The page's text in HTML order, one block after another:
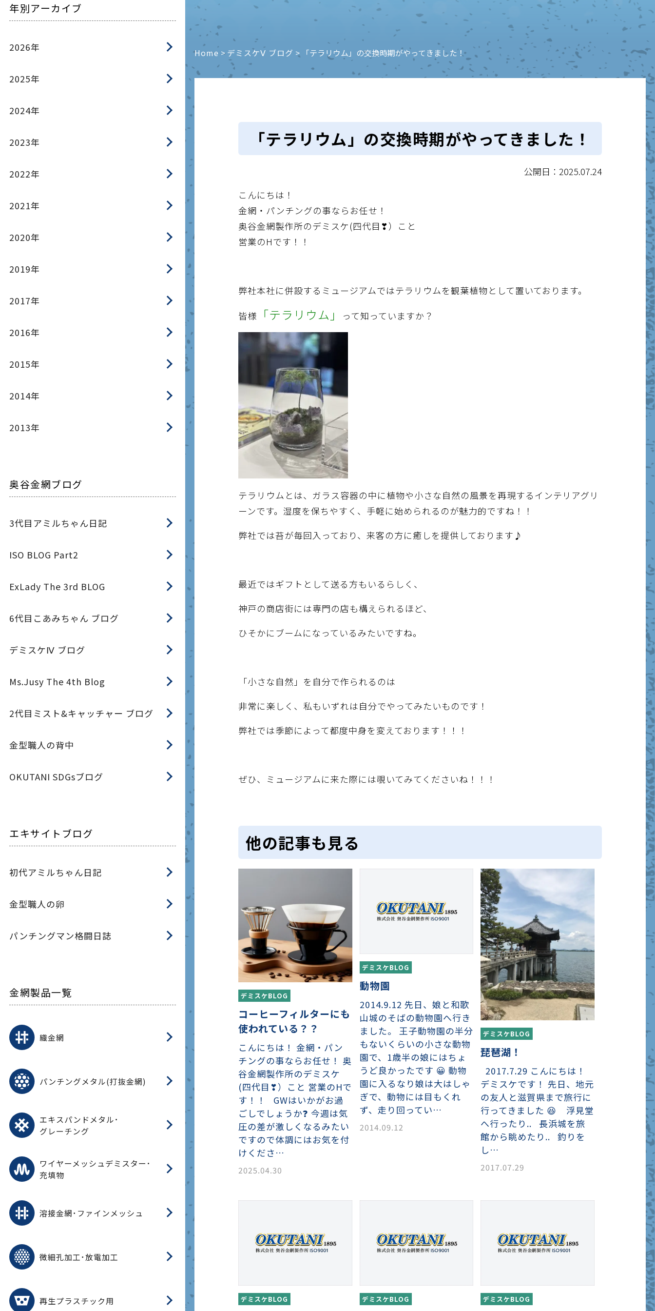
年別アーカイブ
2026年
2025年
2024年
2023年
2022年
2021年
2020年
2019年
2017年
2016年
2015年
2014年
2013年
奥谷金網ブログ
3代目アミルちゃん日記
ISO BLOG Part2
ExLady The 3rd BLOG
6代目こあみちゃん ブログ
デミスケⅣ ブログ
Ms.Jusy The 4th Blog
2代目ミスト&キャッチャー ブログ
金型職人の背中
OKUTANI SDGsブログ
エキサイトブログ
初代アミルちゃん日記
金型職人の卵
パンチングマン格闘日誌
金網製品一覧
織金網
平織金網
平織金網網目一覧表
綾織金網
綾織金網網目一覧表
特殊線材メッシュ網目一覧
マグネステン®金網
マグネステン®金網網目一覧表
平畳織金網
綾畳織金網
クリンプ織金網
ロッククリンプ織金網
フラットトップ織金網
(滑面式金網)
トンキャップ織金網
(長目金網)
タイロッド織金網
振動篩用金網について
JIS試験用ふるい
ワイヤーネットコンベヤー
菱形金網
亀甲金網
装飾用織金網
ワイヤーゲージ（線番）
織金網加工品
パンチングメタル(打抜金網)
金型パターン
在庫リスト
造粒機及び粉砕機用
遠心分離機用
スーパーパンチング™
SUPER PUNCHING™
スーパーパンチング™
標準金型リスト
スーパーパンチング™
在庫リスト
ODSサニタリーストレーナー™
二相ステンレス鋼パンチング
耐摩耗鋼板HARDOX®
エンボス・ディンプル加工
樹脂パンチング™
（プラスチックパンチング）
セレクト カラー・サイズ
樹脂パンチング™（PVC）
オーダーシート
（炭素繊維強化熱可塑性樹
パンチング™
大開孔率パンチング™
（X-OPEN AREA
PUNCHING）
C.G.P/コンピューター
グラフィックパンチング
開孔率自動計算(%)
重量自動計算(kg)
パンチングメタル加工品
エキスパンドメタル･
グレーチング
エキスパンドメタル
CFRTP EXメッシュ『CF
グレーチング
ワイヤーメッシュデミスター･
充填物
ワイヤーメッシュデミスター
蒸留用填充物
デミスター加工品
溶接金網･ファインメッシュ
溶接金網
ファインメッシュ
ファインメッシュ加工品
微細孔加工･放電加工
電子ビームドリル加工
EBD電子ビームドリル加工
多軸同時・微細ドリリング・
レーザースクリーン
再生プラスチック用
再生プラスチック用レーザー
フィルター
造粒機用消耗部品
粉砕機用消耗部品
Home > デミスケⅤ ブログ > 「テラリウム」の交換時期がやってきました！
「テラリウム」の交換時期がやってきました！
公開日：2025.07.24
こんにちは！
金網・パンチングの事ならお任せ！
奥谷金網製作所のデミスケ(四代目❣）こと
営業のHです！！
弊社本社に併設するミュージアムではテラリウムを観葉植物として置いております。
皆様
「テラリウム」 って知っていますか？
テラリウムとは、ガラス容器の中に植物や小さな自然の風景を再現するインテリアグリ
ーンです。湿度を保ちやすく、手軽に始められるのが魅力的ですね！！
弊社では苔が毎回入っており、来客の方に癒しを提供しております♪
最近ではギフトとして送る方もいるらしく、
神戸の商店街には専門の店も構えられるほど、
ひそかにブームになっているみたいですね。
「小さな自然」を自分で作られるのは
非常に楽しく、私もいずれは自分でやってみたいものです！
弊社では季節によって都度中身を変えております！！！
ぜひ、ミュージアムに来た際には覗いてみてくださいね！！！
他の記事も見る
デミスケBLOG
コーヒーフィルターにも
使われている？？
こんにちは！ 金網・パン
チングの事ならお任せ！ 奥
谷金網製作所のデミスケ
(四代目❣）こと 営業のHで
す！！ GWはいかがお過
ごしでしょうか❓ 今週は気
圧の差が激しくなるみたい
ですので体調にはお気を付
けくださ…
2025.04.30
デミスケBLOG
動物園
2014.9.12 先日、娘と和歌
山城のそばの動物園へ行き
ました。 王子動物園の半分
もないくらいの小さな動物
園で、1歳半の娘にはちょ
うど良かったです 😀 動物
園に入るなり娘は大はしゃ
ぎで、動物には目もくれ
ず、走り回ってい…
2014.09.12
デミスケBLOG
琵琶湖！
2017.7.29 こんにちは！
デミスケです！ 先日、地元
の友人と滋賀県まで旅行に
行ってきました 😆 浮見堂
へ行ったり.. 長浜城を旅
館から眺めたり.. 釣りを
し…
2017.07.29
デミスケBLOG デミスケBLOG デミスケBLOG